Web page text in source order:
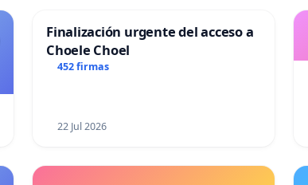
Finalización urgente del acceso a
Choele Choel
452 firmas
22 Jul 2026